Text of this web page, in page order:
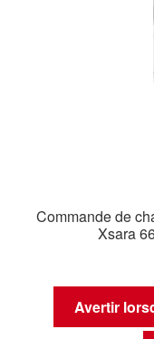
Commande de
Xsara
Avertir